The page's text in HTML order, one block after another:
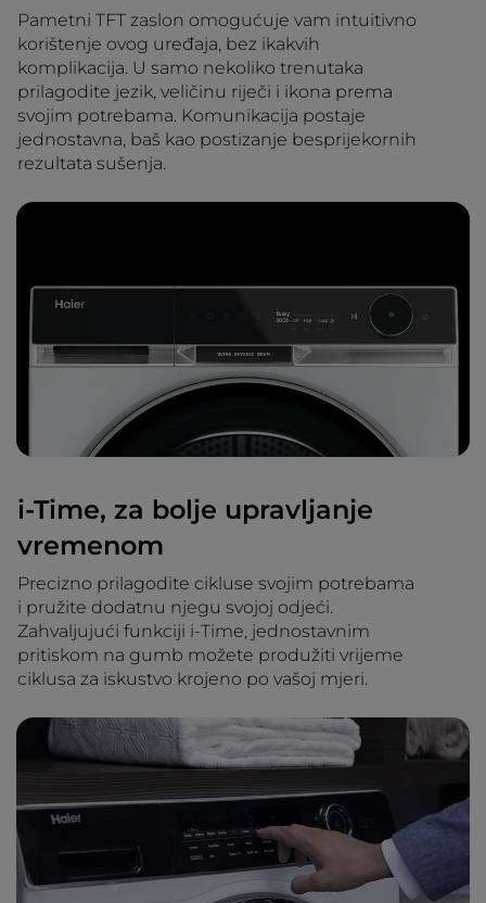
Pametni TFT zaslon omogućuje vam intuitivno
korištenje ovog uređaja, bez ikakvih
komplikacija. U samo nekoliko trenutaka
prilagodite jezik, veličinu riječi i ikona prema
svojim potrebama. Komunikacija postaje
jednostavna, baš kao postizanje besprijekornih
rezultata sušenja.
i-Time, za bolje upravljanje
vremenom
Precizno prilagodite cikluse svojim potrebama
i pružite dodatnu njegu svojoj odjeći.
Zahvaljujući funkciji i-Time, jednostavnim
pritiskom na gumb možete produžiti vrijeme
ciklusa za iskustvo krojeno po vašoj mjeri.